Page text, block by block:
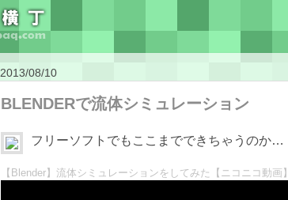
2013/08/10
BLENDERで流体シミュレーション
フリーソフトでもここまでできちゃうのか…
【Blender】流体シミュレーションをしてみた 【ニコニコ動画】